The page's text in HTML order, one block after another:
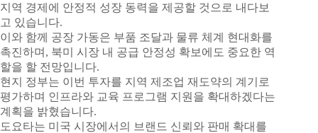
지역 경제에 안정적 성장 동력을 제공할 것으로 내다보
고 있습니다.
이와 함께 공장 가동은 부품 조달과 물류 체계 현대화를
촉진하며, 북미 시장 내 공급 안정성 확보에도 중요한 역
할을 할 전망입니다.
현지 정부는 이번 투자를 지역 제조업 재도약의 계기로
평가하며 인프라와 교육 프로그램 지원을 확대하겠다는
계획을 밝혔습니다.
도요타는 미국 시장에서의 브랜드 신뢰와 판매 확대를